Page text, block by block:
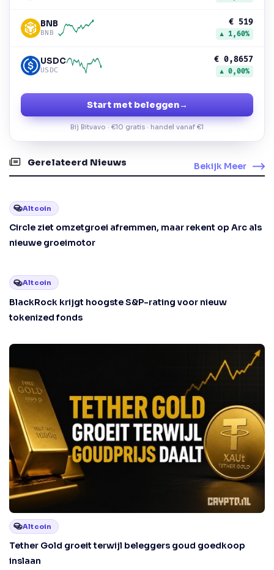
BNB
BNB
€ 519
▲ 1,60%
USDC
USDC
€ 0,8657
▲ 0,00%
Start met beleggen→
Bij Bitvavo · €10 gratis · handel vanaf €1
Gerelateerd Nieuws Bekijk Meer
Altcoin
Circle ziet omzetgroei afremmen, maar rekent op Arc als
nieuwe groeimotor
Altcoin
BlackRock krijgt hoogste S&P-rating voor nieuw
tokenized fonds
Altcoin
Tether Gold groeit terwijl beleggers goud goedkoop
inslaan